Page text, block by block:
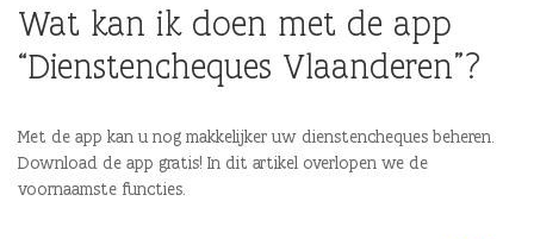
Wat kan ik doen met de app
“Dienstencheques Vlaanderen”?
Met de app kan u nog makkelijker uw dienstencheques beheren.
Download de app gratis! In dit artikel overlopen we de
voornaamste functies.